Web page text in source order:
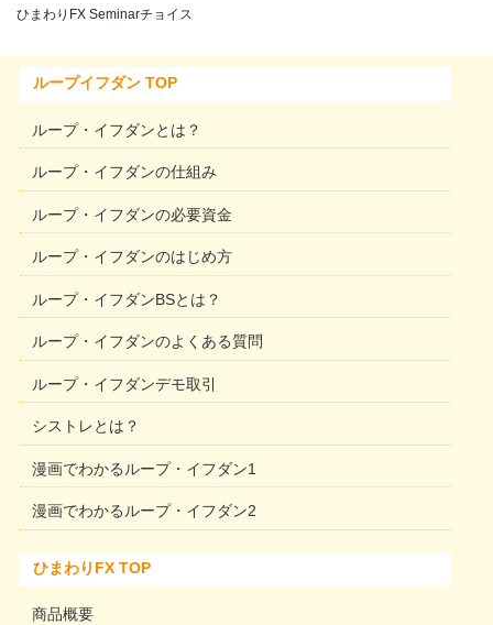
ひまわりFX Seminarチョイス
ループイフダン TOP
ループ・イフダンとは？
ループ・イフダンの仕組み
ループ・イフダンの必要資金
ループ・イフダンのはじめ方
ループ・イフダンBSとは？
ループ・イフダンのよくある質問
ループ・イフダンデモ取引
シストレとは？
漫画でわかるループ・イフダン1
漫画でわかるループ・イフダン2
ひまわりFX TOP
商品概要